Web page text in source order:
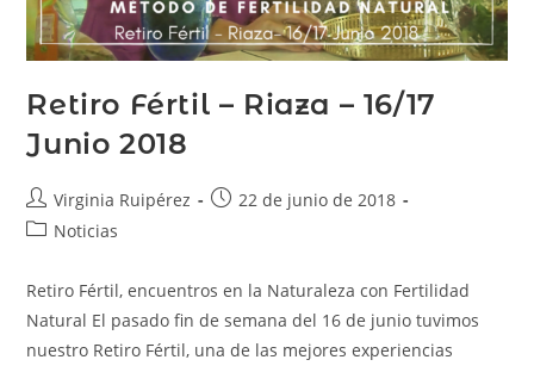
Retiro Fértil – Riaza – 16/17
Junio 2018
Virginia Ruipérez
22 de junio de 2018
Noticias
Retiro Fértil, encuentros en la Naturaleza con Fertilidad
Natural El pasado fin de semana del 16 de junio tuvimos
nuestro Retiro Fértil, una de las mejores experiencias